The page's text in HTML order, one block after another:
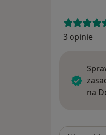
3 opinie
na